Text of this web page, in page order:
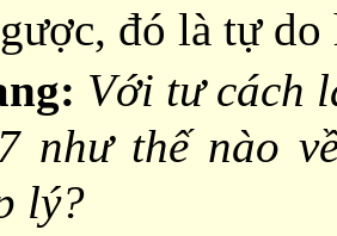
đó là tự do
Với tư cách
như thế nào
lý?